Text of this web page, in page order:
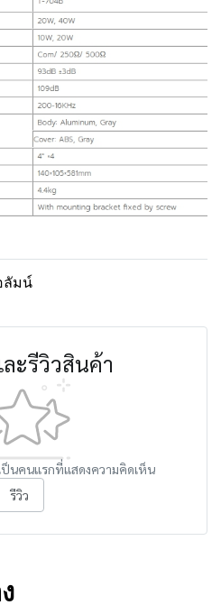
ลัมน์
ะรีวิวสินค้า
ป็นคนแรกที่แสดงความคิดเห็น
รีวิว